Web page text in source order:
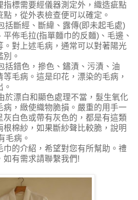
指標需要經儀器測定外，織造疵點
，從外表檢查便可以確定。
斷經、斷緯、露傳(即未起毛處)
佈毛拉(指單麵巾的反麵)、毛邊、
對上述毛病，通常可以對著陽光
。
錯色，摻色、鏽漬、污漬、油
毛病。這是印花，漂染的毛病，
漂白和顯色處理不當，髮生氧化
病，緻使織物脆損。嚴重的用手一
白色或帶有灰色的，都是有這類
根棉紗，如果斷紗聲比較脆，說明
毛病。
的介紹，希望對您有所幫助。禮
如有需求請聯繫我們!